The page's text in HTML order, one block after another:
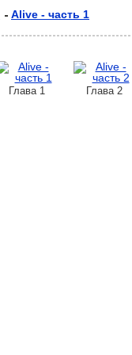
Alive - часть 1
Глава 1 Глава 2